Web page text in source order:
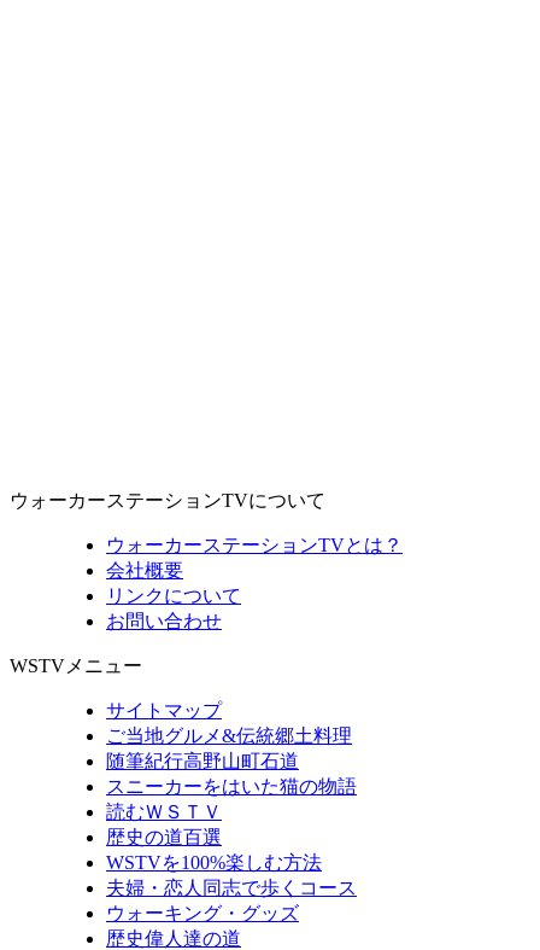
ウォーカーステーションTVについて
ウォーカーステーションTVとは？
会社概要
リンクについて
お問い合わせ
WSTVメニュー
サイトマップ
ご当地グルメ&伝統郷土料理
随筆紀行高野山町石道
スニーカーをはいた猫の物語
読むＷＳＴＶ
歴史の道百選
WSTVを100%楽しむ方法
夫婦・恋人同志で歩くコース
ウォーキング・グッズ
歴史偉人達の道